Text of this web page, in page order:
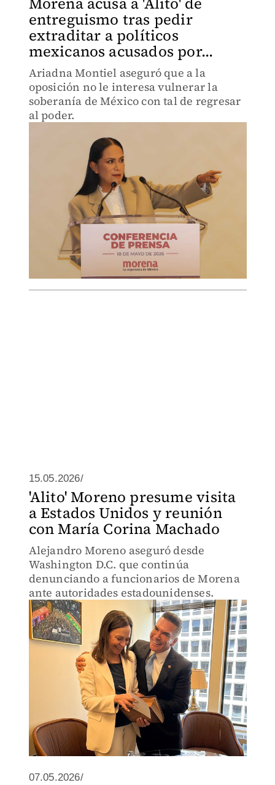
entreguismo tras pedir
extraditar a políticos
mexicanos acusados por...
Ariadna Montiel aseguró que a la
oposición no le interesa vulnerar la
soberanía de México con tal de regresar
al poder.
15.05.2026/
'Alito' Moreno presume visita
a Estados Unidos y reunión
con María Corina Machado
Alejandro Moreno aseguró desde
Washington D.C. que continúa
denunciando a funcionarios de Morena
ante autoridades estadounidenses.
07.05.2026/